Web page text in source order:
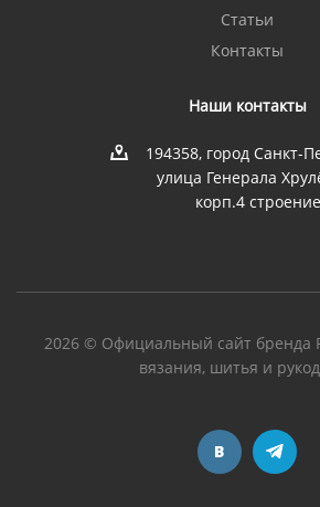
Статьи
Контакты
Наши контакты
194358, город Санкт-
улица Генерала
корп.4
2026 © Официальный сайт бренда
вязания, шитья и